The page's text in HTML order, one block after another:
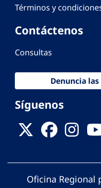
Términos y
Contáctenos
Consultas
Denuncia
Síguenos
Oficina Regional